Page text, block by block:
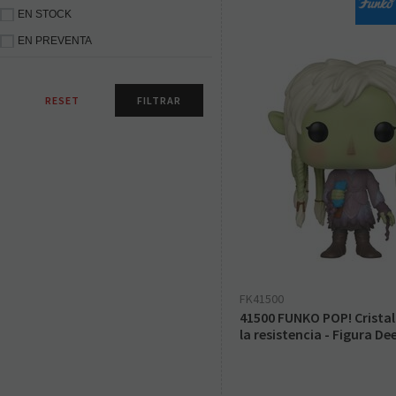
EN STOCK
EN PREVENTA
FK41500
41500 FUNKO POP!
la resistencia - Figura